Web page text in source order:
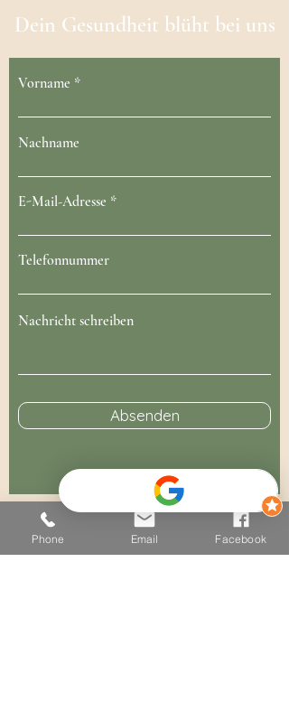
Dein Gesundheit blüht bei uns
Vorname
Nachname
E-Mail-Adresse
Telefonnummer
Nachricht schreiben
Absenden
Phone Email Facebook